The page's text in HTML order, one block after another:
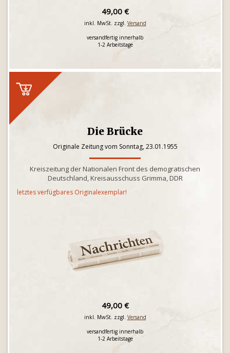
49,00 €
inkl. MwSt. zzgl. Versand
versandfertig innerhalb
1-2 Arbeitstage
Die Brücke
Originale Zeitung vom Sonntag, 23.01.1955
Kreiszeitung der Nationalen Front des demogratischen
Deutschland, Kreisausschuss Grimma, DDR
letztes verfügbares Originalexemplar!
49,00 €
inkl. MwSt. zzgl. Versand
versandfertig innerhalb
1-2 Arbeitstage